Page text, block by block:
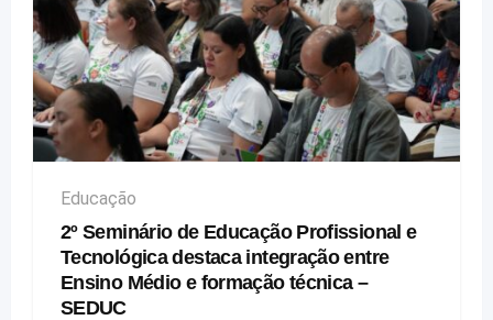
Educação
2º Seminário de Educação Profissional e
Tecnológica destaca integração entre
Ensino Médio e formação técnica –
SEDUC